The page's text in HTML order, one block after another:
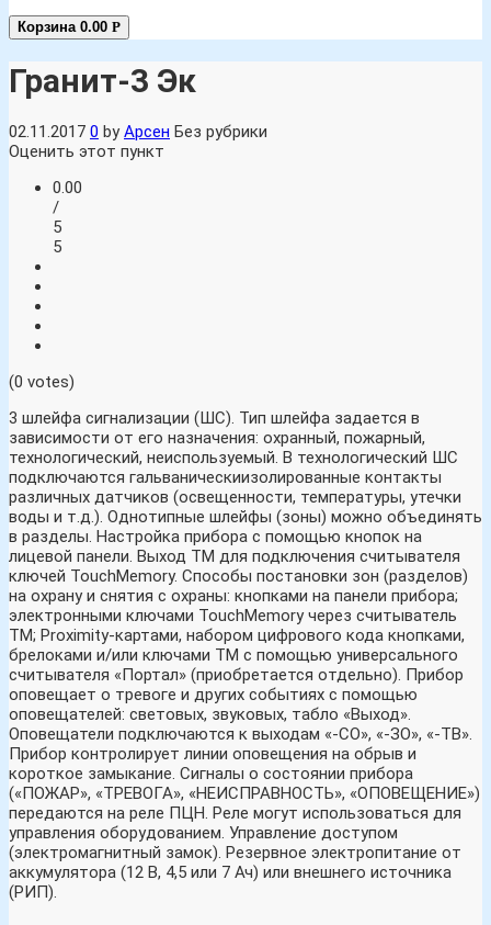
Корзина 0.00 Р
Гранит-3 Эк
02.11.2017 0 byАрсен Без рубрики
Оценить этот пункт
0.00
/
5
5
(0 votes)
3 шлейфа сигнализации (ШС). Тип шлейфа задается в
зависимости от его назначения: охранный, пожарный,
технологический, неиспользуемый. В технологический ШС
подключаются гальваническиизолированные контакты
различных датчиков (освещенности, температуры, утечки
воды и т.д.). Однотипные шлейфы (зоны) можно объединять
в разделы. Настройка прибора с помощью кнопок на
лицевой панели. Выход ТМ для подключения считывателя
ключей TouchMemory. Способы постановки зон (разделов)
на охрану и снятия с охраны: кнопками на панели прибора;
электронными ключами TouchMemory через считыватель
ТМ; Proximity-картами, набором цифрового кода кнопками,
брелоками и/или ключами ТМ с помощью универсального
считывателя «Портал» (приобретается отдельно). Прибор
оповещает о тревоге и других событиях с помощью
оповещателей: световых, звуковых, табло «Выход».
Оповещатели подключаются к выходам «-СО», «-ЗО», «-ТВ».
Прибор контролирует линии оповещения на обрыв и
короткое замыкание. Сигналы о состоянии прибора
(«ПОЖАР», «ТРЕВОГА», «НЕИСПРАВНОСТЬ», «ОПОВЕЩЕНИЕ»)
передаются на реле ПЦН. Реле могут использоваться для
управления оборудованием. Управление доступом
(электромагнитный замок). Резервное электропитание от
аккумулятора (12 В, 4,5 или 7 Ач) или внешнего источника
(РИП).